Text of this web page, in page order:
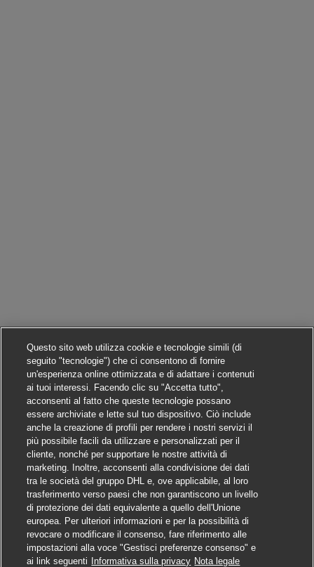
Candidarsi
Questo sito web utilizza cookie e tecnologie simili (di
seguito "tecnologie") che ci consentono di fornire
un'esperienza online ottimizzata e di adattare i contenuti
ai tuoi interessi. Facendo clic su "Accetta tutto",
acconsenti al fatto che queste tecnologie possano
essere archiviate e lette sul tuo dispositivo. Ciò include
anche la creazione di profili per rendere i nostri servizi il
più possibile facili da utilizzare e personalizzati per il
cliente, nonché per supportare le nostre attività di
marketing. Inoltre, acconsenti alla condivisione dei dati
tra le società del gruppo DHL e, ove applicabile, al loro
trasferimento verso paesi che non garantiscono un livello
di protezione dei dati equivalente a quello dell'Unione
europea. Per ulteriori informazioni e per la possibilità di
revocare o modificare il consenso, fare riferimento alle
impostazioni alla voce "Gestisci preferenze consenso" e
ai link seguenti
Informativa sulla privacy Nota legale